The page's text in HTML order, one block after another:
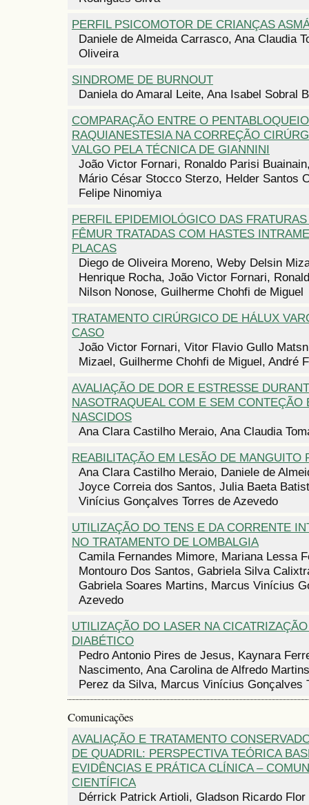
PERFIL PSICOMOTOR DE CRIANÇAS
Daniele de Almeida Carrasco, Ana Claudia
Oliveira
SINDROME DE BURNOUT
Daniela do Amaral Leite, Ana Isabel Sobral
COMPARAÇÃO ENTRE O
RAQUIANESTESIA NA CORREÇÃO
VALGO PELA TÉCNICA DE GIANNINI
João Victor Fornari, Ronaldo Parisi
Mário César Stocco Sterzo, Helder Santos
Felipe Ninomiya
PERFIL EPIDEMIOLÓGICO DAS
FÊMUR TRATADAS COM HASTES
PLACAS
Diego de Oliveira Moreno, Weby Delsin
Henrique Rocha, João Victor Fornari,
Nilson Nonose, Guilherme Chohfi de Miguel
TRATAMENTO CIRÚRGICO DE HÁLUX
CASO
João Victor Fornari, Vitor Flavio Gullo
Mizael, Guilherme Chohfi de Miguel, André
AVALIAÇÃO DE DOR E ESTRESSE
NASOTRAQUEAL COM E SEM CONTEÇÃO
NASCIDOS
Ana Clara Castilho Meraio, Ana Claudia
REABILITAÇÃO EM LESÃO DE MANGUITO
Ana Clara Castilho Meraio, Daniele de
Joyce Correia dos Santos, Julia Baeta
Vinícius Gonçalves Torres de Azevedo
UTILIZAÇÃO DO TENS E DA CORRENTE
NO TRATAMENTO DE LOMBALGIA
Camila Fernandes Mimore, Mariana Lessa
Montouro Dos Santos, Gabriela Silva
Gabriela Soares Martins, Marcus Vinícius
Azevedo
UTILIZAÇÃO DO LASER NA
DIABÉTICO
Pedro Antonio Pires de Jesus, Kaynara
Nascimento, Ana Carolina de Alfredo
Perez da Silva, Marcus Vinícius Gonçalves
Comunicações
AVALIAÇÃO E TRATAMENTO
DE QUADRIL: PERSPECTIVA TEÓRICA
EVIDÊNCIAS E PRÁTICA CLÍNICA –
CIENTÍFICA
Dérrick Patrick Artioli, Gladson Ricardo Flor